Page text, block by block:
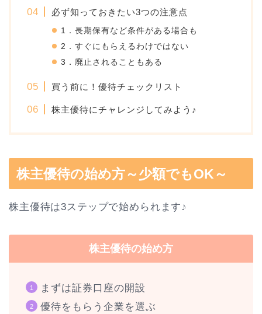
必ず知っておきたい3つの注意点
1．長期保有など条件がある場合も
2．すぐにもらえるわけではない
3．廃止されることもある
買う前に！優待チェックリスト
株主優待にチャレンジしてみよう♪
株主優待の始め方～少額でもOK～
株主優待は3ステップで始められます♪
株主優待の始め方
まずは証券口座の開設
優待をもらう企業を選ぶ